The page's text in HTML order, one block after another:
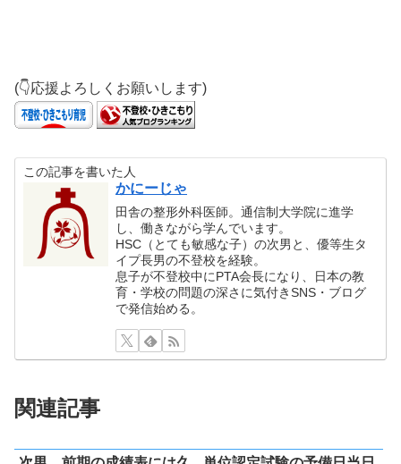
(👇応援よろしくお願いします)
この記事を書いた人
かにーじゃ
田舎の整形外科医師。通信制大学院に進学
し、働きながら学んでいます。
HSC（とても敏感な子）の次男と、優等生タ
イプ長男の不登校を経験。
息子が不登校中にPTA会長になり、日本の教
育・学校の問題の深さに気付きSNS・ブログ
で発信始める。
関連記事